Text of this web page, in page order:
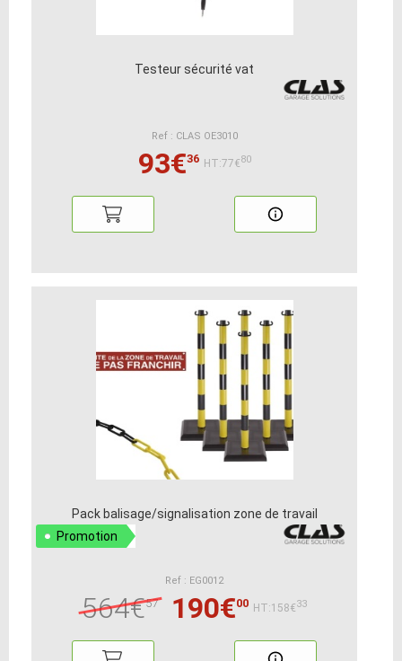
Testeur sécurité vat
Ref : CLAS OE3010
93€36 HT:77€80
Pack balisage/signalisation zone de travail
Promotion
Ref : EG0012
564€57 190€00 HT:158€33